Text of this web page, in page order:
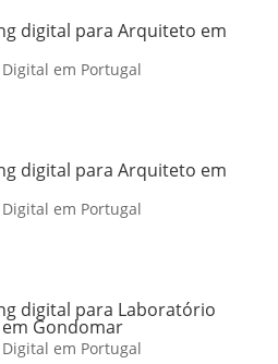
digital para Arquiteto em
em Portugal
digital para Arquiteto em
em Portugal
digital para Laboratório
em Gondomar
em Portugal